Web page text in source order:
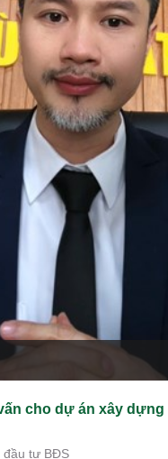
cho dự án xây dựng
đầu tư BĐS